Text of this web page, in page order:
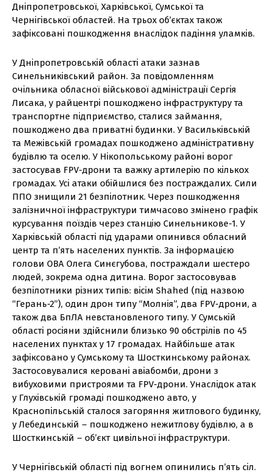
Дніпропетровської, Харківської, Сумської та
Чернігівської областей. На трьох об’єктах також
зафіксовані пошкодження внаслідок падіння уламків.
У Дніпропетровській області атаки зазнав
Синельниківський район. За повідомленням
очільника обласної військової адміністрації Сергія
Лисака, у райцентрі пошкоджено інфраструктуру та
транспортне підприємство, сталися займання,
пошкоджено два приватні будинки. У Васильківській
та Межівській громадах пошкоджено адміністративну
будівлю та оселю. У Нікопольському районі ворог
застосував FPV-дрони та важку артилерію по кількох
громадах. Усі атаки обійшлися без постраждалих. Сили
ППО знищили 21 безпілотник. Через пошкодження
залізничної інфраструктури тимчасово змінено графік
курсування поїздів через станцію Синельникове-1. У
Харківській області під ударами опинився обласний
центр та п’ять населених пунктів. За інформацією
голови ОВА Олега Синєгубова, постраждали шестеро
людей, зокрема одна дитина. Ворог застосовував
безпілотники різних типів: вісім Shahed (під назвою
“Герань-2”), один дрон типу “Молнія”, два FPV-дрони, а
також два БпЛА невстановленого типу. У Сумській
області росіяни здійснили близько 90 обстрілів по 45
населених пунктах у 17 громадах. Найбільше атак
зафіксовано у Сумському та Шосткинському районах.
Застосовувалися керовані авіабомби, дрони з
вибуховими пристроями та FPV-дрони. Унаслідок атак
у Глухівській громаді пошкоджено авто, у
Краснопільській сталося загоряння житлового будинку,
у Лебединській – пошкоджено нежитлову будівлю, а в
Шосткинській – об’єкт цивільної інфраструктури.
У Чернігівській області під вогнем опинились п’ять сіл.